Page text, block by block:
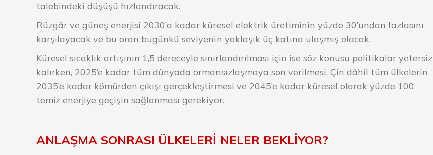
talebindeki düşüşü hızlandıracak.
Rüzgâr ve güneş enerjisi 2030’a kadar küresel elektrik üretiminin yüzde 30’undan fazlasını
karşılayacak ve bu oran bugünkü seviyenin yaklaşık üç katına ulaşmış olacak.
Küresel sıcaklık artışının 1,5 dereceyle sınırlandırılması için ise söz konusu politikalar yetersiz
kalırken, 2025’e kadar tüm dünyada ormansızlaşmaya son verilmesi, Çin dâhil tüm ülkelerin
2035’e kadar kömürden çıkışı gerçekleştirmesi ve 2045’e kadar küresel olarak yüzde 100
temiz enerjiye geçişin sağlanması gerekiyor.
ANLAŞMA SONRASI ÜLKELERİ NELER BEKLİYOR?